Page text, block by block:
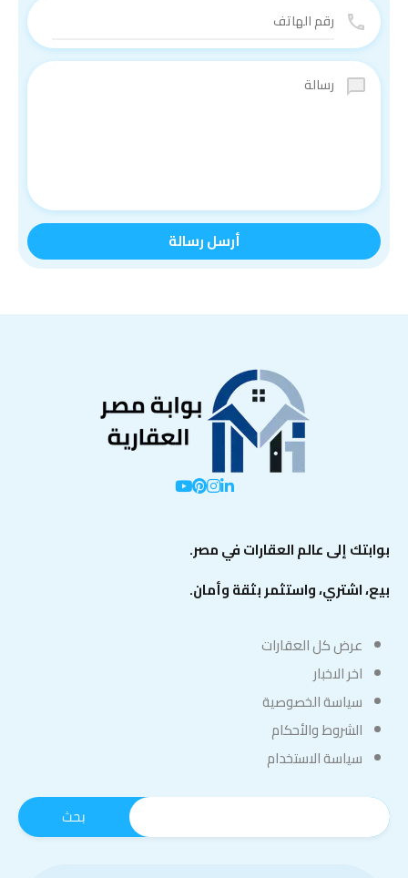
بوابتك إلى عالم العقارات في مصر.
بيع، اشتري، واستثمر بثقة وأمان.
عرض كل العقارات
اخر الاخبار
سياسة الخصوصية
الشروط والأحكام
سياسة الاستخدام